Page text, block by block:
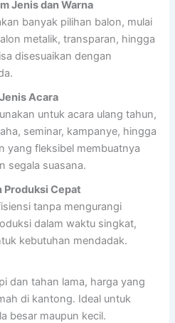
Jenis dan Warna
banyak pilihan balon, mulai
metalik, transparan, hingga
disesuaikan dengan
Acara
untuk acara ulang tahun,
seminar, kampanye, hingga
yang fleksibel membuatnya
segala suasana.
Produksi Cepat
tanpa mengurangi
dalam waktu singkat,
kebutuhan mendadak.
dan tahan lama, harga yang
di kantong. Ideal untuk
besar maupun kecil.